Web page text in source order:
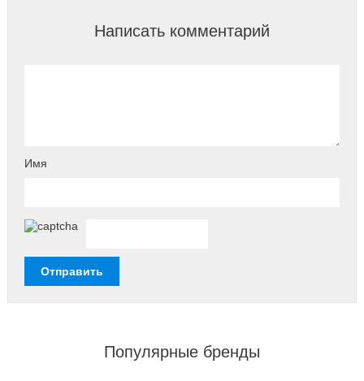
Написать комментарий
Имя
Популярные бренды